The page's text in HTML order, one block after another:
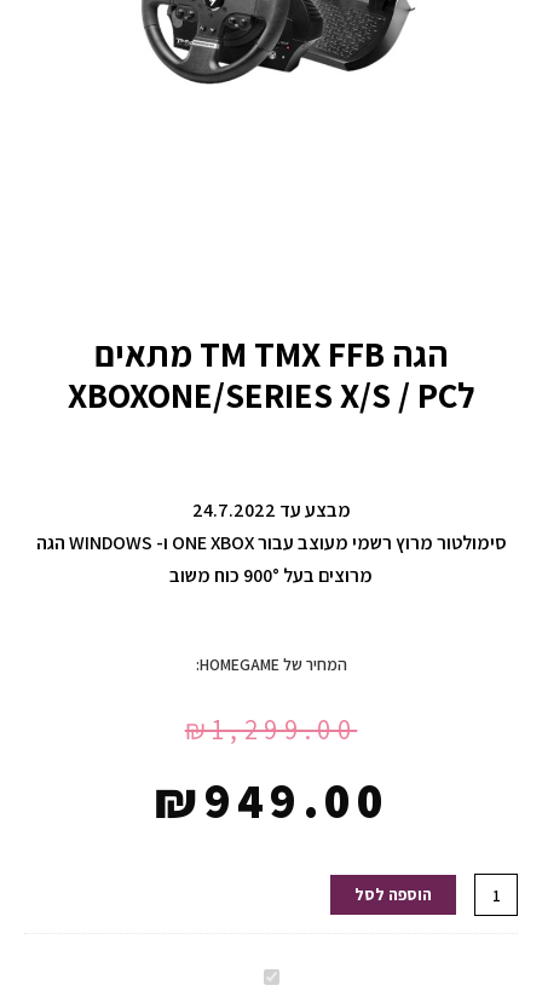
הגה TM TMX FFB מתאים
לXBOXONE/SERIES X/S / PC
מבצע עד 24.7.2022
סימולטור מרוץ רשמי מעוצב עבור ONE XBOX ו- WINDOWS הגה
מרוצים בעל 900° כוח משוב
המחיר של HOMEGAME:
₪1,299.00
₪949.00
כמות
של
הוספה לסל
הגה